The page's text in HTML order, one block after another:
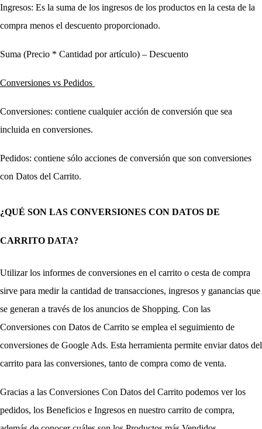
Ingresos: Es la suma de los ingresos de los productos en la cesta de la
compra menos el descuento proporcionado.
Suma (Precio * Cantidad por artículo) – Descuento
Conversiones vs Pedidos
Conversiones: contiene cualquier acción de conversión que sea
incluida en conversiones.
Pedidos: contiene sólo acciones de conversión que son conversiones
con Datos del Carrito.
¿QUÉ SON LAS CONVERSIONES CON DATOS DE
CARRITO DATA?
Utilizar los informes de conversiones en el carrito o cesta de compra
sirve para medir la cantidad de transacciones, ingresos y ganancias que
se generan a través de los anuncios de Shopping. Con las
Conversiones con Datos de Carrito se emplea el seguimiento de
conversiones de Google Ads. Esta herramienta permite enviar datos del
carrito para las conversiones, tanto de compra como de venta.
Gracias a las Conversiones Con Datos del Carrito podemos ver los
pedidos, los Beneficios e Ingresos en nuestro carrito de compra,